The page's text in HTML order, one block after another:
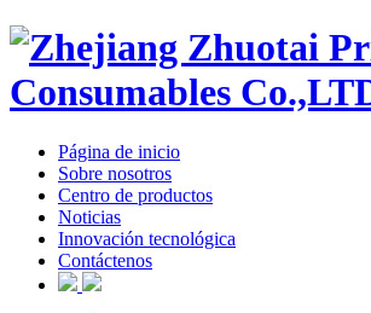
Página de inicio
Sobre nosotros
Centro de productos
Noticias
Innovación tecnológica
Contáctenos